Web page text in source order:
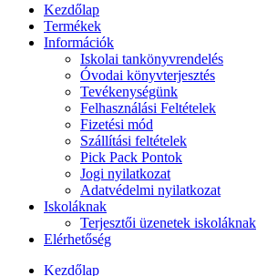
Kezdőlap
Termékek
Információk
Iskolai tankönyvrendelés
Óvodai könyvterjesztés
Tevékenységünk
Felhasználási Feltételek
Fizetési mód
Szállítási feltételek
Pick Pack Pontok
Jogi nyilatkozat
Adatvédelmi nyilatkozat
Iskoláknak
Terjesztői üzenetek iskoláknak
Elérhetőség
Kezdőlap